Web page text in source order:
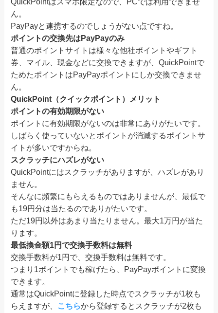
ん。
PayPayと連携するのでしょうがない点ですね。
ポイントの交換先はPayPayのみ
普通のポイントサイトは様々な他社ポイントやギフト
券、マイル、現金などに交換できますが、QuickPointで
ためたポイントはPayPayポイントにしか交換できませ
ん。
QuickPoint（クイックポイント）メリット
ポイントの有効期限がない
ポイントに有効期限がないのは非常にありがたいです。
しばらく使っていないとポイントが消滅するポイントサ
イトが多いですからね。
スクラッチにハズレがない
QuickPointにはスクラッチがありますが、ハズレがあり
ません。
そんなに頻繁にもらえるものではありませんが、最低で
も19円分は当たるのでありがたいです。
ただ19円以外はあまり当たりません。最大1万円が当た
ります。
最低換金額1円で交換手数料は無料
交換手数料が1円で、交換手数料は無料です。
つまり1ポイントでも稼げたら、PayPayポイントに変換
できます。
通常はQuickPointに登録した時点でスクラッチが1枚も
らえますが、 こちらから登録するとスクラッチが2枚も